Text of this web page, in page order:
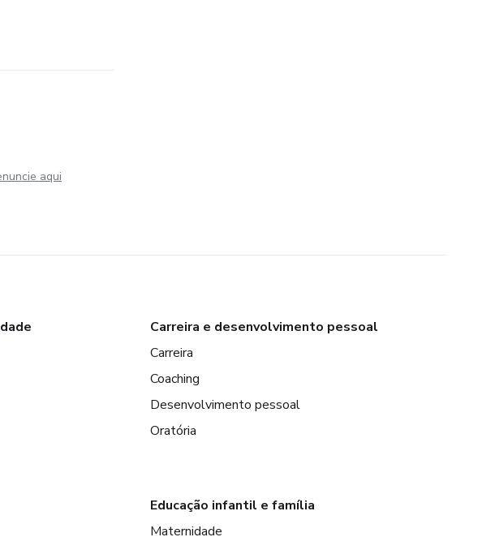
aqui
Carreira e desenvolvimento pessoal
Carreira
Coaching
Desenvolvimento pessoal
Oratória
Educação infantil e família
Maternidade